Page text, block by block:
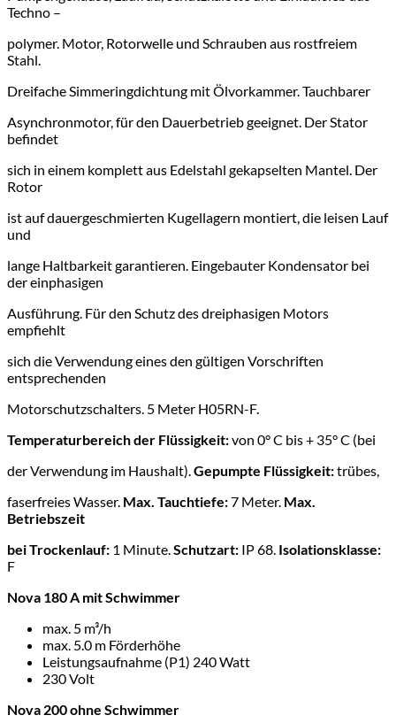
Techno –
polymer. Motor, Rotorwelle und Schrauben aus rostfreiem
Stahl.
Dreifache Simmeringdichtung mit Ölvorkammer. Tauchbarer
Asynchronmotor, für den Dauerbetrieb geeignet. Der Stator
befindet
sich in einem komplett aus Edelstahl gekapselten Mantel. Der
Rotor
ist auf dauergeschmierten Kugellagern montiert, die leisen Lauf
und
lange Haltbarkeit garantieren. Eingebauter Kondensator bei
der einphasigen
Ausführung. Für den Schutz des dreiphasigen Motors
empfiehlt
sich die Verwendung eines den gültigen Vorschriften
entsprechenden
Motorschutzschalters. 5 Meter H05RN-F.
Temperaturbereich der Flüssigkeit:von 0° C bis + 35° C (bei
der Verwendung im Haushalt).Gepumpte Flüssigkeit:trübes,
faserfreies Wasser. Max. Tauchtiefe:7 Meter. Max.
Betriebszeit
bei Trockenlauf: 1 Minute.Schutzart: IP 68. Isolationsklasse:
F
Nova 180 A mit Schwimmer
max. 5 m³/h
max. 5.0 m Förderhöhe
Leistungsaufnahme (P1) 240 Watt
230 Volt
Nova 200 ohne Schwimmer